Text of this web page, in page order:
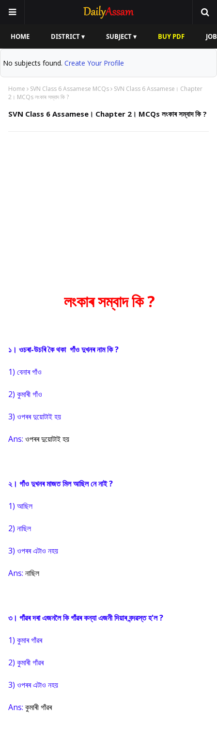
HOME DISTRICT ▾ SUBJECT ▾ BUY PDF
No subjects found. Create Your Profile
Home SVN Class 6 Assamese MCQs
SVN Class 6 Assamese। Chapter
2। MCQs লংকাৰ সম্বাদ কি ?
SVN Class 6 Assamese। Chapter 2। MCQs লংকাৰ সম্বাদ কি ?
লংকাৰ সম্বাদ কি ?
১। ওচৰা-উচৰি কৈ থকা গাঁও দুখনৰ নাম কি ?
1) বেনাৰ গাঁও
2) কুমাৰী গাঁও
3) ওপৰৰ দুয়োটাই হয়
Ans: ওপৰৰ দুয়োটাই হয়
২। গাঁও দুখনৰ মাজত মিল আছিল নে নাই ?
1) আছিল
2) নাছিল
3) ওপৰৰ এটাও নহয়
Ans: নাছিল
৩। গাঁৱৰ দৰা এজনলৈ কি গাঁৱৰ কন্যা এজনী দিয়াৰ বন্দৱস্ত হ'ল ?
1) কুমাৰ গাঁৱৰ
2) কুমাৰী গাঁৱৰ
3) ওপৰৰ এটাও নহয়
Ans: কুমাৰী গাঁৱৰ